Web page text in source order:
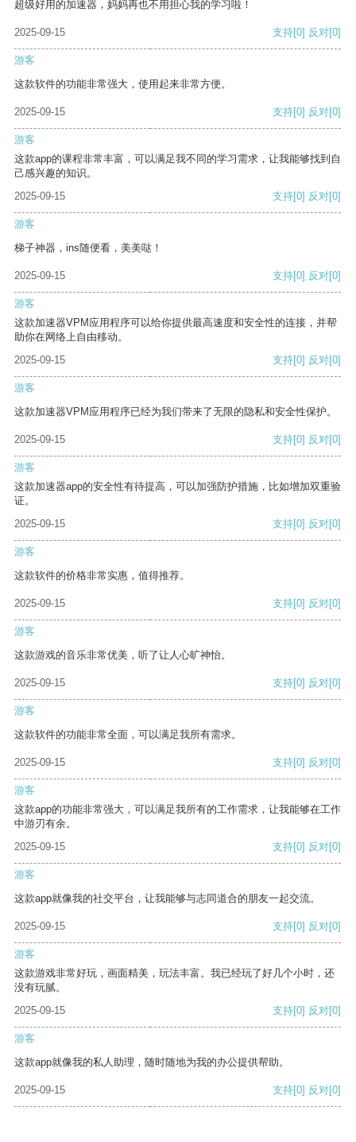
超级好用的加速器，妈妈再也不用担心我的学习啦！
2025-09-15 支持[0] 反对[0]
游客
这款软件的功能非常强大，使用起来非常方便。
2025-09-15 支持[0] 反对[0]
游客
这款app的课程非常丰富，可以满足我不同的学习需求，让我能够找到自
己感兴趣的知识。
2025-09-15
支持[0] 反对[0]
游客
梯子神器，ins随便看，美美哒！
2025-09-15 支持[0] 反对[0]
游客
这款加速器VPM应用程序可以给你提供最高速度和安全性的连接，并帮
助你在网络上自由移动。
2025-09-15
支持[0] 反对[0]
游客
这款加速器VPM应用程序已经为我们带来了无限的隐私和安全性保护。
2025-09-15 支持[0] 反对[0]
游客
这款加速器app的安全性有待提高，可以加强防护措施，比如增加双重验
证。
2025-09-15
支持[0] 反对[0]
游客
这款软件的价格非常实惠，值得推荐。
2025-09-15 支持[0] 反对[0]
游客
这款游戏的音乐非常优美，听了让人心旷神怡。
2025-09-15 支持[0] 反对[0]
游客
这款软件的功能非常全面，可以满足我所有需求。
2025-09-15 支持[0] 反对[0]
游客
这款app的功能非常强大，可以满足我所有的工作需求，让我能够在工作
中游刃有余。
2025-09-15
支持[0] 反对[0]
游客
这款app就像我的社交平台，让我能够与志同道合的朋友一起交流。
2025-09-15 支持[0] 反对[0]
游客
这款游戏非常好玩，画面精美，玩法丰富。我已经玩了好几个小时，还
没有玩腻。
2025-09-15
支持[0] 反对[0]
游客
这款app就像我的私人助理，随时随地为我的办公提供帮助。
2025-09-15 支持[0] 反对[0]